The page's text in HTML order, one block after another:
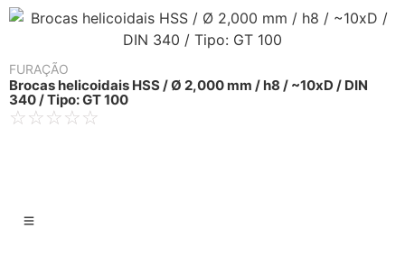
FURAÇÃO
Brocas helicoidais HSS / Ø 2,000 mm / h8 / ~10xD / DIN
340 / Tipo: GT 100
☆☆☆☆☆